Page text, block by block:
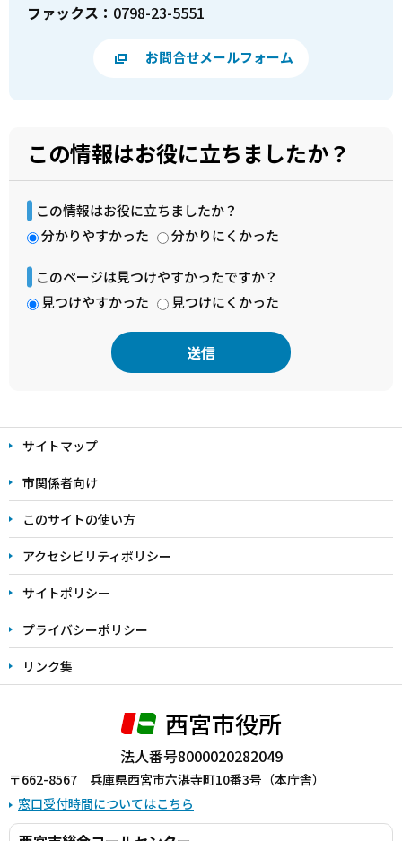
ファックス： 0798-23-5551
お問合せメールフォーム
この情報はお役に立ちましたか？
この情報はお役に立ちましたか？
分かりやすかった
分かりにくかった
このページは見つけやすかったですか？
見つけやすかった
見つけにくかった
文
こ
こ
ま
で
サイトマップ
市関係者向け
このサイトの使い方
アクセシビリティポリシー
サイトポリシー
プライバシーポリシー
リンク集
西宮市役所
法人番号8000020282049
〒662-8567 兵庫県西宮市六湛寺町10番3号（本庁舎）
窓口受付時間についてはこちら